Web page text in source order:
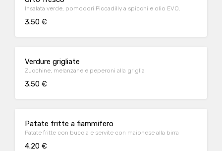
Insalata verde, pomodori Piccadilly a spicchi e olio EVO.
3.50 €
Verdure grigliate
Zucchine, melanzane e peperoni alla griglia
3.50 €
Patate fritte a fiammifero
Patate fritte con buccia e servite con maionese alla birra
4.20 €